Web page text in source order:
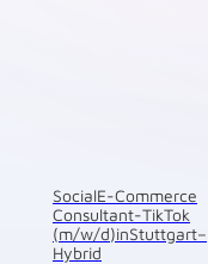
Social E-Commerce
Consultant-TikTok
(m/w/d) in Stuttgart –
Hybrid